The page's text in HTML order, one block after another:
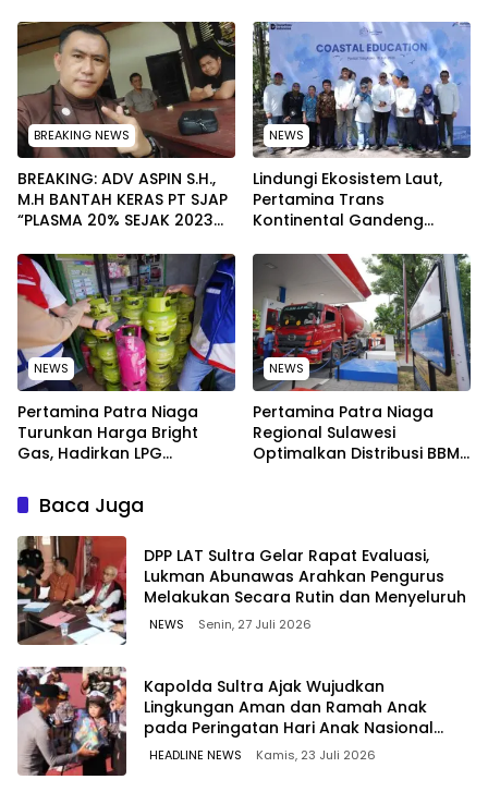
Secara Rutin dan
Menyeluruh
Nasional 2026
BREAKING NEWS
BREAKING: ADV ASPIN S.H.,
M.H BANTAH KERAS PT SJAP
“PLASMA 20% SEJAK 2023
WARGA WAWOONE!
NEWS
Lindungi Ekosistem Laut,
Pertamina Trans
Kontinental Gandeng
Kebersihan Pantai di
Bitung, Sulawesi
NEWS
Pertamina Patra Niaga
Turunkan Harga Bright
Gas, Hadirkan LPG
Lebih Kompetitif
NEWS
Pertamina Patra Niaga
Regional Sulawesi
Optimalkan Distribusi BBM
Baca Juga
‎DPP LAT Sultra Gelar Rapat Evaluasi,
Lukman Abunawas Arahkan Pengurus
Melakukan Secara Rutin dan Menyeluruh
NEWS Senin, 27 Juli 2026
Kapolda Sultra Ajak Wujudkan
Lingkungan Aman dan Ramah Anak
pada Peringatan Hari Anak Nasional
2026
HEADLINE NEWS Kamis, 23 Juli 2026